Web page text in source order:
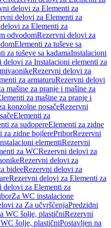
delovi za Elementi za
delovi za Elementi za
za Elementi za
odvodomRezervni delovi za
Elementi za tuševe sa
za tuševe sa kadamaInstalacioni
delovi za Instalacioni elementi za
Rezervni delovi za
za armaturuRezervni delovi
mašine za pranje i mašine za
za mašine za pranje i
konzolne nosačeRezervni
Elementi za
za sudopereElementi za zidne
za zidne bojlerePriborRezervni
elementiRezervni
za WCRezervni delovi za
Rezervni delovi za
bideeRezervni delovi za
Rezervni delovi za Elementi za
delovi za Elementi za
Za WC instalacione
za Za učvršćenjaPredzidni
WC šolje, plastičniRezervni
šolje, plastičniPostavljen na